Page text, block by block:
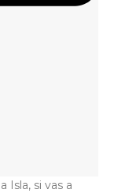
Isla, si vas a